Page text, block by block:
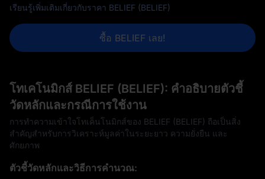
เรียนรู้เพิ่มเติมเกี่ยวกับราคา BELIEF (BELIEF)
ซื้อ BELIEF เลย!
โทเคโนมิกส์ BELIEF (BELIEF): คำอธิบายตัวชี้
วัดหลักและกรณีการใช้งาน
การทำความเข้าใจโทเค็นโนมิกส์ของ BELIEF (BELIEF) ถือเป็นสิ่ง
สำคัญสำหรับการวิเคราะห์มูลค่าในระยะยาว ความยั่งยืน และ
ศักยภาพ
ตัวชี้วัดหลักและวิธีการคำนวณ: